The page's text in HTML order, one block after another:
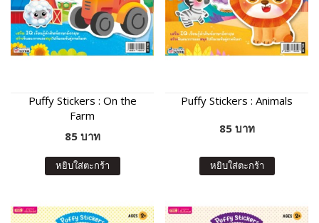
Puffy Stickers : On the
Farm
85 บาท
หยิบใส่ตะกร้า
Puffy Stickers : Animals
85 บาท
หยิบใส่ตะกร้า